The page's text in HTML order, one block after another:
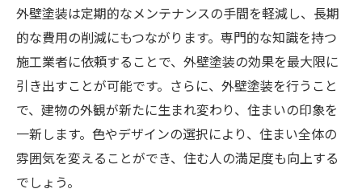
外壁塗装で防ぐ紫外線や天候からのダメージと
は
紫外線対策に優れた外壁塗装の選び方
外壁塗装で守る四季折々の天候からのダメ
ージ
耐候性に優れた塗料の特徴
外壁塗装で防ぐ雨風の侵入
外壁塗装は定期的なメンテナンスの手間を軽減し、長期
的な費用の削減にもつながります。専門的な知識を持つ
施工業者に依頼することで、外壁塗装の効果を最大限に
引き出すことが可能です。さらに、外壁塗装を行うこと
で、建物の外観が新たに生まれ変わり、住まいの印象を
一新します。色やデザインの選択により、住まい全体の
雰囲気を変えることができ、住む人の満足度も向上する
でしょう。